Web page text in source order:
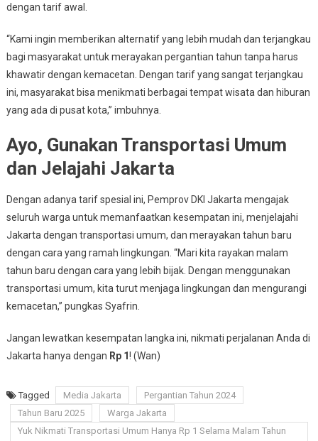
dengan tarif awal.
“Kami ingin memberikan alternatif yang lebih mudah dan terjangkau
bagi masyarakat untuk merayakan pergantian tahun tanpa harus
khawatir dengan kemacetan. Dengan tarif yang sangat terjangkau
ini, masyarakat bisa menikmati berbagai tempat wisata dan hiburan
yang ada di pusat kota,” imbuhnya.
Ayo, Gunakan Transportasi Umum
dan Jelajahi Jakarta
Dengan adanya tarif spesial ini, Pemprov DKI Jakarta mengajak
seluruh warga untuk memanfaatkan kesempatan ini, menjelajahi
Jakarta dengan transportasi umum, dan merayakan tahun baru
dengan cara yang ramah lingkungan. “Mari kita rayakan malam
tahun baru dengan cara yang lebih bijak. Dengan menggunakan
transportasi umum, kita turut menjaga lingkungan dan mengurangi
kemacetan,” pungkas Syafrin.
Jangan lewatkan kesempatan langka ini, nikmati perjalanan Anda di
Jakarta hanya dengan Rp 1! (Wan)
Tagged Media Jakarta
Pergantian Tahun 2024
Tahun Baru 2025
Warga Jakarta
Yuk Nikmati Transportasi Umum Hanya Rp 1 Selama Malam Tahun